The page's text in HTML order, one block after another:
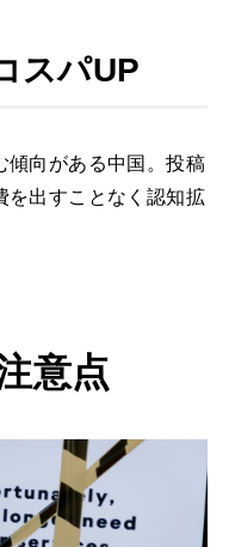
スパUP
傾向がある中国。投稿
を出すことなく認知拡
意点